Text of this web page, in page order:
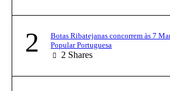
2
Botas Ribatejanas concorrem às 7
Popular Portuguesa
2 Shares